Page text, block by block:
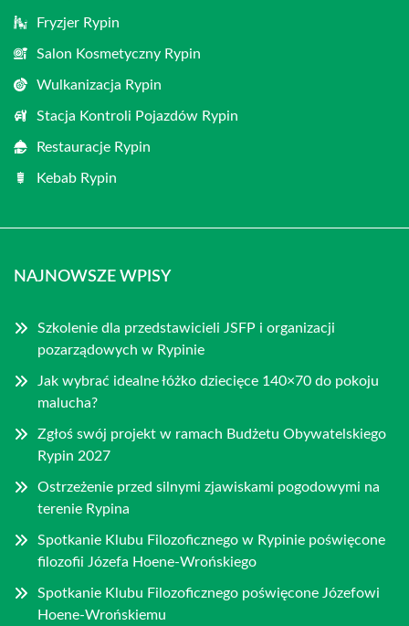
Fryzjer Rypin
Salon Kosmetyczny Rypin
Wulkanizacja Rypin
Stacja Kontroli Pojazdów Rypin
Restauracje Rypin
Kebab Rypin
NAJNOWSZE WPISY
Szkolenie dla przedstawicieli JSFP i organizacji
pozarządowych w Rypinie
Jak wybrać idealne łóżko dziecięce 140×70 do pokoju
malucha?
Zgłoś swój projekt w ramach Budżetu Obywatelskiego
Rypin 2027
Ostrzeżenie przed silnymi zjawiskami pogodowymi na
terenie Rypina
Spotkanie Klubu Filozoficznego w Rypinie poświęcone
filozofii Józefa Hoene-Wrońskiego
Spotkanie Klubu Filozoficznego poświęcone Józefowi
Hoene-Wrońskiemu